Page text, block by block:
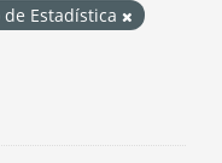
Estadística